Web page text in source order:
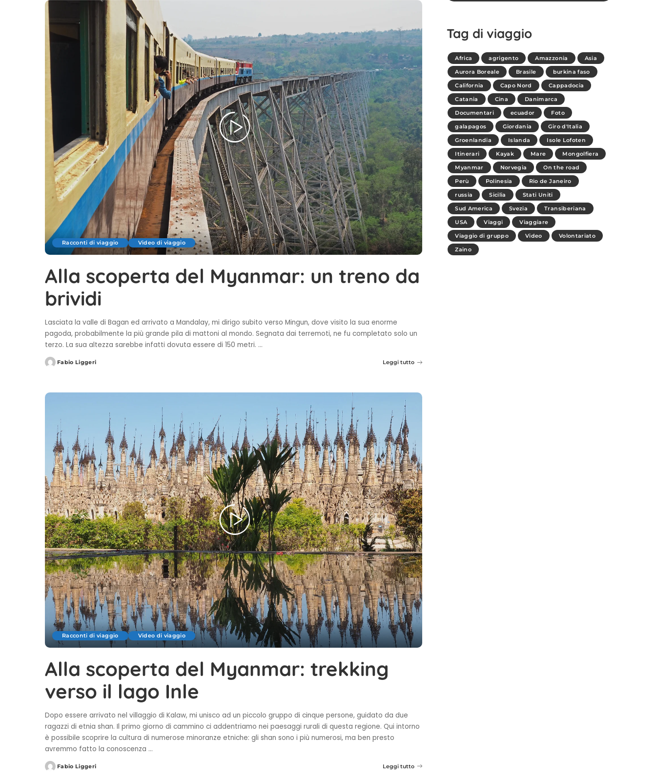
Racconti di viaggio Video di viaggio
Alla scoperta del Myanmar: un treno da
brividi
Lasciata la valle di Bagan ed arrivato a Mandalay, mi dirigo subito verso Mingun, dove visito la sua enorme
pagoda, probabilmente la più grande pila di mattoni al mondo. Segnata dai terremoti, ne fu completato solo un
terzo. La sua altezza sarebbe infatti dovuta essere di 150 metri. ...
Posted
Fabio Liggeri Leggi tutto
Racconti di viaggio Video di viaggio
Alla scoperta del Myanmar: trekking
verso il lago Inle
Dopo essere arrivato nel villaggio di Kalaw, mi unisco ad un piccolo gruppo di cinque persone, guidato da due
ragazzi di etnia shan. Il primo giorno di cammino ci addentriamo nei paesaggi rurali di questa regione. Qui intorno
è possibile scoprire la cultura di numerose minoranze etniche: gli shan sono i più numerosi, ma ben presto
avremmo fatto la conoscenza ...
Posted
Fabio Liggeri Leggi tutto
Tag di viaggio
Africa agrigento Amazzonia
Asia
Aurora Boreale
Brasile
burkina faso
California
Capo Nord
Cappadocia
Catania
Cina
Danimarca
Documentari
ecuador
Foto
galapagos
Giordania
Giro d'Italia
Groenlandia
Islanda
Isole Lofoten
Itinerari
Kayak Mare
Mongolfiera
Myanmar
Norvegia
On the road
Perù
Polinesia
Rio de Janeiro
russia
Sicilia
Stati Uniti
Sud America
Svezia
Transiberiana
USA
Viaggi
Viaggiare
Viaggio di gruppo
Video
Volontariato
Zaino